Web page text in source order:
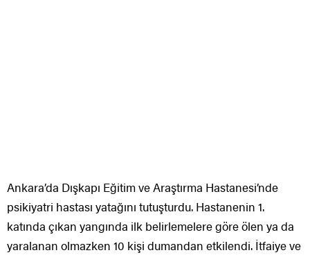
Ankara’da Dışkapı Eğitim ve Araştırma Hastanesi’nde
psikiyatri hastası yatağını tutuşturdu. Hastanenin 1.
katında çıkan yangında ilk belirlemelere göre ölen ya da
yaralanan olmazken 10 kişi dumandan etkilendi. İtfaiye ve